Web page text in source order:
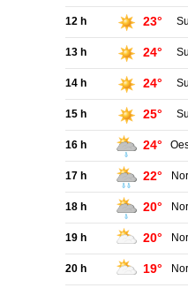
12 h 23°
13 h 24°
14 h 24°
15 h 25°
16 h 24°
17 h 22°
18 h 20°
19 h 20°
20 h 19°